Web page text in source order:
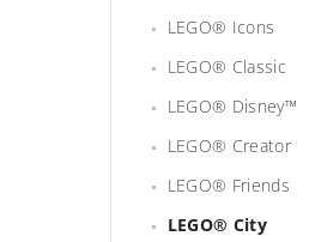
LEGO® Icons
LEGO® Classic
LEGO® Disney™
LEGO® Creator
LEGO® Friends
LEGO® City